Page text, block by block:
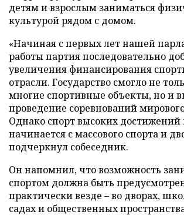
детям и взрослым заниматься
культурой рядом с домом.
«Начиная с первых лет нашей
работы партия последовательно
увеличения финансирования
отрасли. Государство смогло не
многие спортивные объекты, но и
проведение соревнований
Однако спорт высоких достижений
начинается с массового спорта и
подчеркнул собеседник.
Он напомнил, что возможность
спортом должна быть
практически везде – во дворах,
садах и общественных